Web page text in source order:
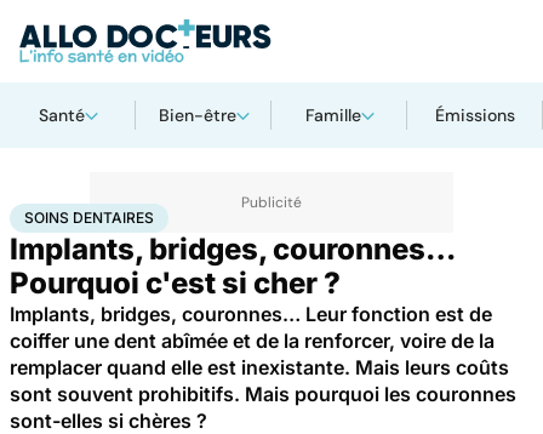
Santé Bien-être Famille Émissions
Accueil SantéMaladies Soins dentaires
SOINS DENTAIRES
Implants, bridges, couronnes…
Pourquoi c'est si cher ?
Implants, bridges, couronnes… Leur fonction est de
coiffer une dent abîmée et de la renforcer, voire de la
remplacer quand elle est inexistante. Mais leurs coûts
sont souvent prohibitifs. Mais pourquoi les couronnes
sont-elles si chères ?